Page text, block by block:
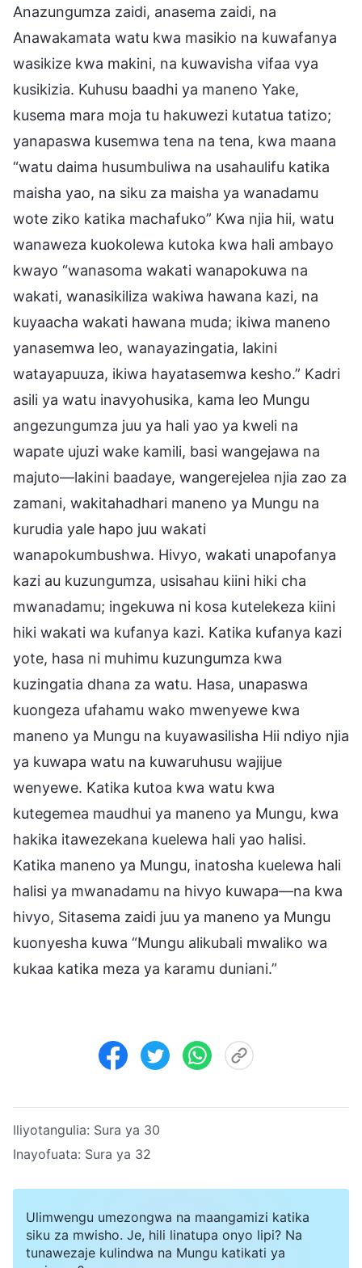
Anazungumza zaidi, anasema zaidi, na
Anawakamata watu kwa masikio na kuwafanya
wasikize kwa makini, na kuwavisha vifaa vya
kusikizia. Kuhusu baadhi ya maneno Yake,
kusema mara moja tu hakuwezi kutatua tatizo;
yanapaswa kusemwa tena na tena, kwa maana
“watu daima husumbuliwa na usahaulifu katika
maisha yao, na siku za maisha ya wanadamu
wote ziko katika machafuko” Kwa njia hii, watu
wanaweza kuokolewa kutoka kwa hali ambayo
kwayo “wanasoma wakati wanapokuwa na
wakati, wanasikiliza wakiwa hawana kazi, na
kuyaacha wakati hawana muda; ikiwa maneno
yanasemwa leo, wanayazingatia, lakini
watayapuuza, ikiwa hayatasemwa kesho.” Kadri
asili ya watu inavyohusika, kama leo Mungu
angezungumza juu ya hali yao ya kweli na
wapate ujuzi wake kamili, basi wangejawa na
majuto—lakini baadaye, wangerejelea njia zao za
zamani, wakitahadhari maneno ya Mungu na
kurudia yale hapo juu wakati
wanapokumbushwa. Hivyo, wakati unapofanya
kazi au kuzungumza, usisahau kiini hiki cha
mwanadamu; ingekuwa ni kosa kutelekeza kiini
hiki wakati wa kufanya kazi. Katika kufanya kazi
yote, hasa ni muhimu kuzungumza kwa
kuzingatia dhana za watu. Hasa, unapaswa
kuongeza ufahamu wako mwenyewe kwa
maneno ya Mungu na kuyawasilisha Hii ndiyo njia
ya kuwapa watu na kuwaruhusu wajijue
wenyewe. Katika kutoa kwa watu kwa
kutegemea maudhui ya maneno ya Mungu, kwa
hakika itawezekana kuelewa hali yao halisi.
Katika maneno ya Mungu, inatosha kuelewa hali
halisi ya mwanadamu na hivyo kuwapa—na kwa
hivyo, Sitasema zaidi juu ya maneno ya Mungu
kuonyesha kuwa “Mungu alikubali mwaliko wa
kukaa katika meza ya karamu duniani.”
Iliyotangulia: Sura ya 30
Inayofuata: Sura ya 32
Ulimwengu umezongwa na maangamizi katika
siku za mwisho. Je, hili linatupa onyo lipi? Na
tunawezaje kulindwa na Mungu katikati ya